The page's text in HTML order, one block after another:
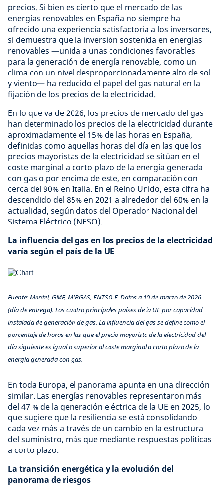
precios. Si bien es cierto que el mercado de las
energías renovables en España no siempre ha
ofrecido una experiencia satisfactoria a los inversores,
sí demuestra que la inversión sostenida en energías
renovables —unida a unas condiciones favorables
para la generación de energía renovable, como un
clima con un nivel desproporcionadamente alto de sol
y viento— ha reducido el papel del gas natural en la
fijación de los precios de la electricidad.
En lo que va de 2026, los precios de mercado del gas
han determinado los precios de la electricidad durante
aproximadamente el 15% de las horas en España,
definidas como aquellas horas del día en las que los
precios mayoristas de la electricidad se sitúan en el
coste marginal a corto plazo de la energía generada
con gas o por encima de este, en comparación con
cerca del 90% en Italia. En el Reino Unido, esta cifra ha
descendido del 85% en 2021 a alrededor del 60% en la
actualidad, según datos del Operador Nacional del
Sistema Eléctrico (NESO).
La influencia del gas en los precios de la electricidad
varía según el país de la UE
Fuente: Montel, GME, MIBGAS, ENTSO-E. Datos a 10 de marzo de 2026
(día de entrega). Los cuatro principales países de la UE por capacidad
instalada de generación de gas. La influencia del gas se define como el
porcentaje de horas en las que el precio mayorista de la electricidad del
día siguiente es igual o superior al coste marginal a corto plazo de la
energía generada con gas.
En toda Europa, el panorama apunta en una dirección
similar. Las energías renovables representaron más
del 47 % de la generación eléctrica de la UE en 2025, lo
que sugiere que la resiliencia se está consolidando
cada vez más a través de un cambio en la estructura
del suministro, más que mediante respuestas políticas
a corto plazo.
La transición energética y la evolución del
panorama de riesgos